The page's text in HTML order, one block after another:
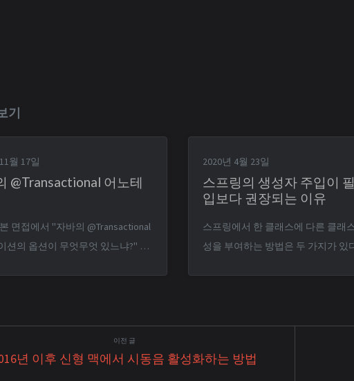
기
월 17일
@Transactional 어노테
면접에서 "자바의 @Transactional
션의 옵션이 무엇무엇 있느냐?" 라
잊기 전에 글로 정리하려고 한다.
터베이스의 상태를 변경하는 작업 또
2020년 4월 23일
스프링의 생성자 주입이
입보다 권장되는 이유
스프링에서 한 클래스에 다른 클래
성을 부여하는 방법은 두 가지가 있
private UserService userS...
년 이후 신형 맥에서 시동음 활성화하는 방법